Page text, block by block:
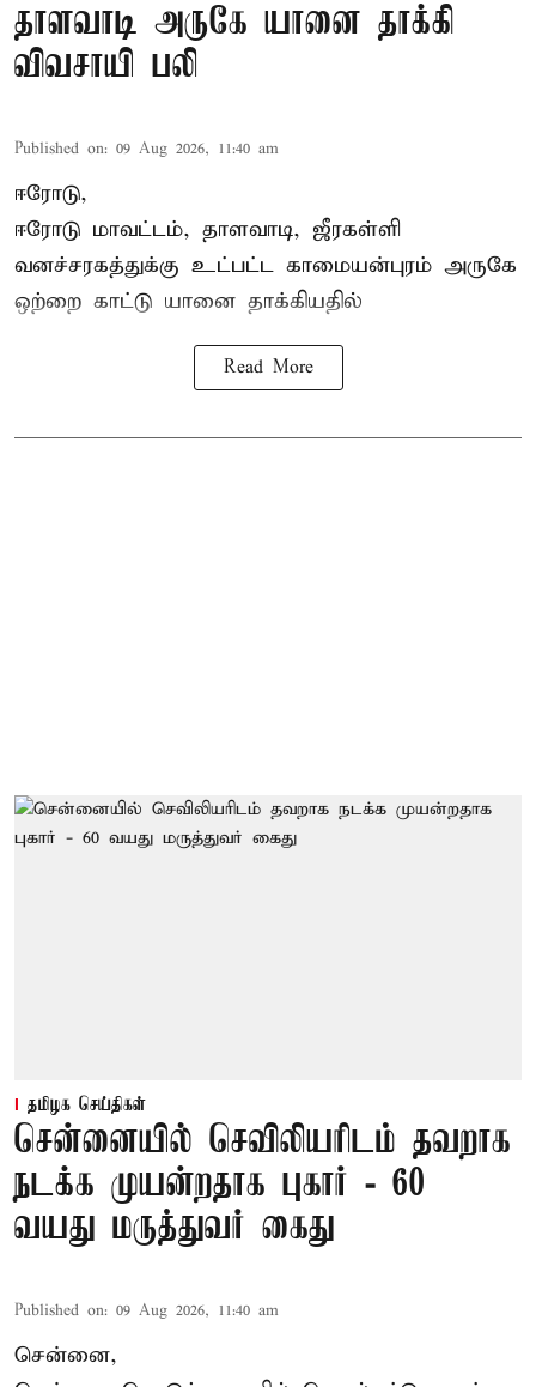
தாளவாடி அருகே யானை தாக்கி
விவசாயி பலி
Published on: 09 Aug 2026, 11:40 am
ஈரோடு,
ஈரோடு மாவட்டம், தாளவாடி, ஜீரகள்ளி
வனச்சரகத்துக்கு உட்பட்ட காமையன்புரம் அருகே
ஒற்றை காட்டு யானை தாக்கியதில்
Read More
தமிழக செய்திகள்
சென்னையில் செவிலியரிடம் தவறாக
நடக்க முயன்றதாக புகார் - 60
வயது மருத்துவர் கைது
Published on: 09 Aug 2026, 11:40 am
சென்னை,